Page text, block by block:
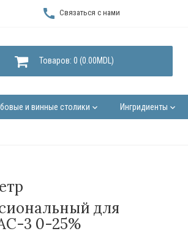
call Связаться с нами
Товаров: 0 (0.00MDL)
и винные столики keyboard_arrow_down Ингридиенты keyboard_arrow_down
для
3 0-25%